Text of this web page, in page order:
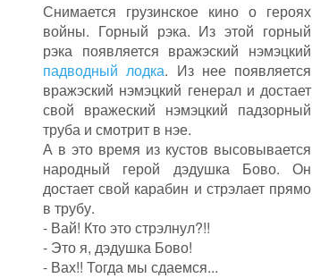
Снимается грузинское кино о героях
войны. Горный рэка. Из этой горный
рэка появляется вражэский нэмэцкий
падводный лодка. Из нее появляется
вражэский нэмэцкий генерал и достает
свой вражеский нэмэцкий падзорный
труба и смотрит в нэе.
А в это время из кустов высовывается
народный герой дэдушка Бово. Он
достает свой карабин и стрэлает прямо
в трубу.
- Вай! Кто это стрэлнул?!!
- Это я, дэдушка Бово!
- Вах!! Тогда мы сдаемся...